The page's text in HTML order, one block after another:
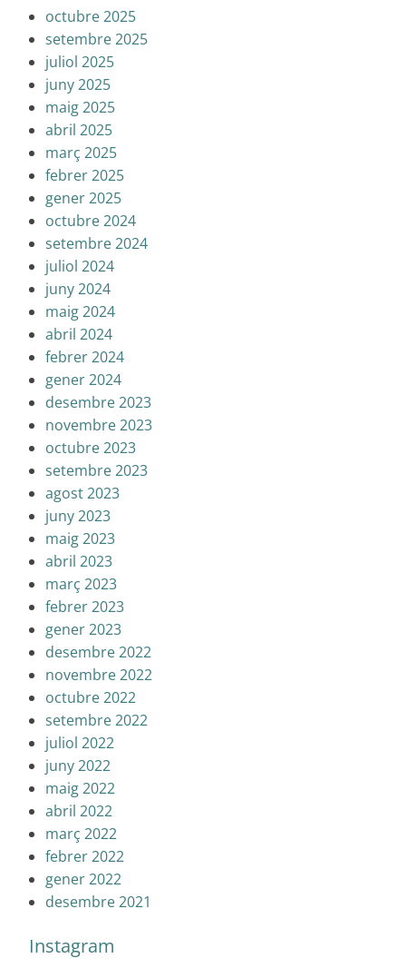
octubre 2025
setembre 2025
juliol 2025
juny 2025
maig 2025
abril 2025
març 2025
febrer 2025
gener 2025
octubre 2024
setembre 2024
juliol 2024
juny 2024
maig 2024
abril 2024
febrer 2024
gener 2024
desembre 2023
novembre 2023
octubre 2023
setembre 2023
agost 2023
juny 2023
maig 2023
abril 2023
març 2023
febrer 2023
gener 2023
desembre 2022
novembre 2022
octubre 2022
setembre 2022
juliol 2022
juny 2022
maig 2022
abril 2022
març 2022
febrer 2022
gener 2022
desembre 2021
Instagram